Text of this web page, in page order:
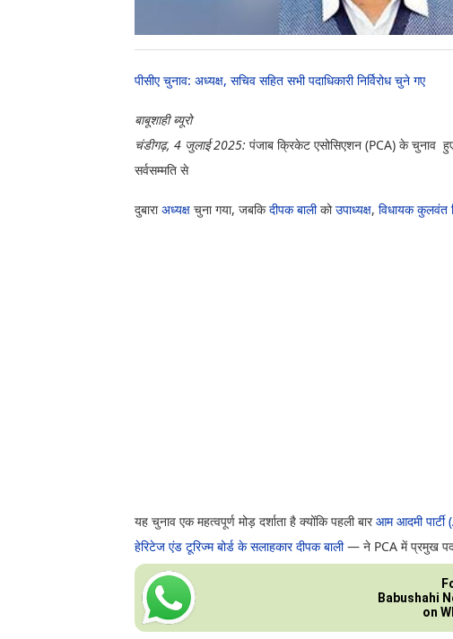
पीसीए चुनाव: अध्यक्ष, सचिव सहित सभी पदाधिकारी निर्विरोध चुने गए
बाबूशाही ब्यूरो
चंडीगढ़, 4 जुलाई 2025: पंजाब क्रिकेट एसोसिएशन (PCA) के चुनाव
सर्वसम्मति से
दुबाराअध्यक्ष चुना गया, जबकिदीपक बालीकोउपाध्यक्ष, विधायक कुलवंत
यह चुनाव एक महत्वपूर्ण मोड़ दर्शाता है क्योंकि पहली बारआम आदमी पार्टी
हेरिटेज एंड टूरिज्म बोर्ड के सलाहकार दीपक बाली— ने PCA में प्रमुख पद
Babushahi
on